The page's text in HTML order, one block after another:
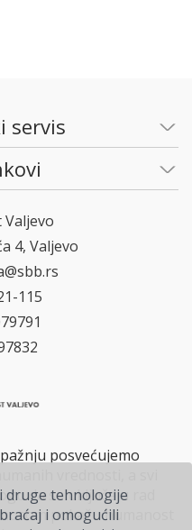
servis
Valjevo
4, Valjevo
115
posvećujemo
da se uključe u rad
pokažu humanost
druge tehnologije
i omogućili